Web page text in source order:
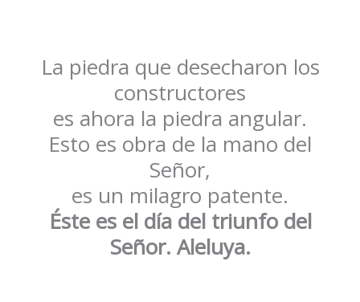
La piedra que desecharon los
constructores
es ahora la piedra angular.
Esto es obra de la mano del
Señor,
es un milagro patente.
Éste es el día del triunfo del
Señor. Aleluya.